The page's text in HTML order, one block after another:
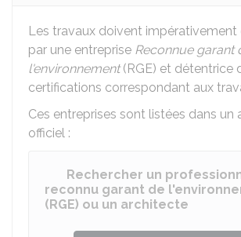
Les travaux doivent impérativement
par une entreprise Reconnue garant
l'environnement(RGE) et détentrice
certifications correspondant aux
Ces entreprises sont listées dans un
officiel :
Rechercher un
reconnu garant de
(RGE) ou un architecte